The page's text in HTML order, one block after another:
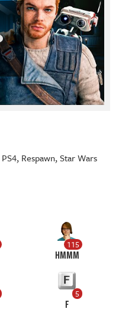
PS4, Respawn,Star Wars
115
HMMM
5
F